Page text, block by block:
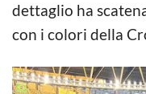
dettaglio ha
con i colori della